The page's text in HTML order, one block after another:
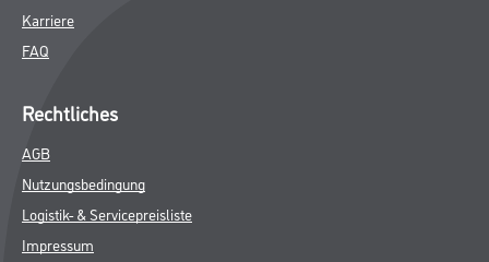
Karriere
FAQ
Rechtliches
AGB
Nutzungsbedingung
Logistik- & Servicepreisliste
Impressum